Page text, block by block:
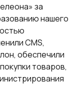
за
нашего
CMS,
обеспечили
товаров,